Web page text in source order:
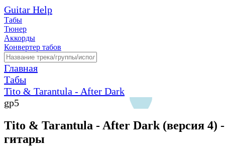
Guitar Help
Табы
Тюнер
Аккорды
Конвертер табов
Главная
Табы
Tito & Tarantula - After Dark
gp5
Tito & Tarantula - After Dark (версия 4)
гитары